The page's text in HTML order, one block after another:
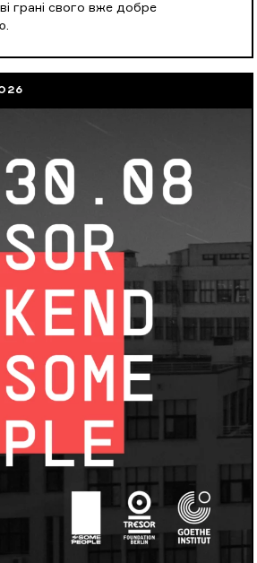
грані свого вже добре